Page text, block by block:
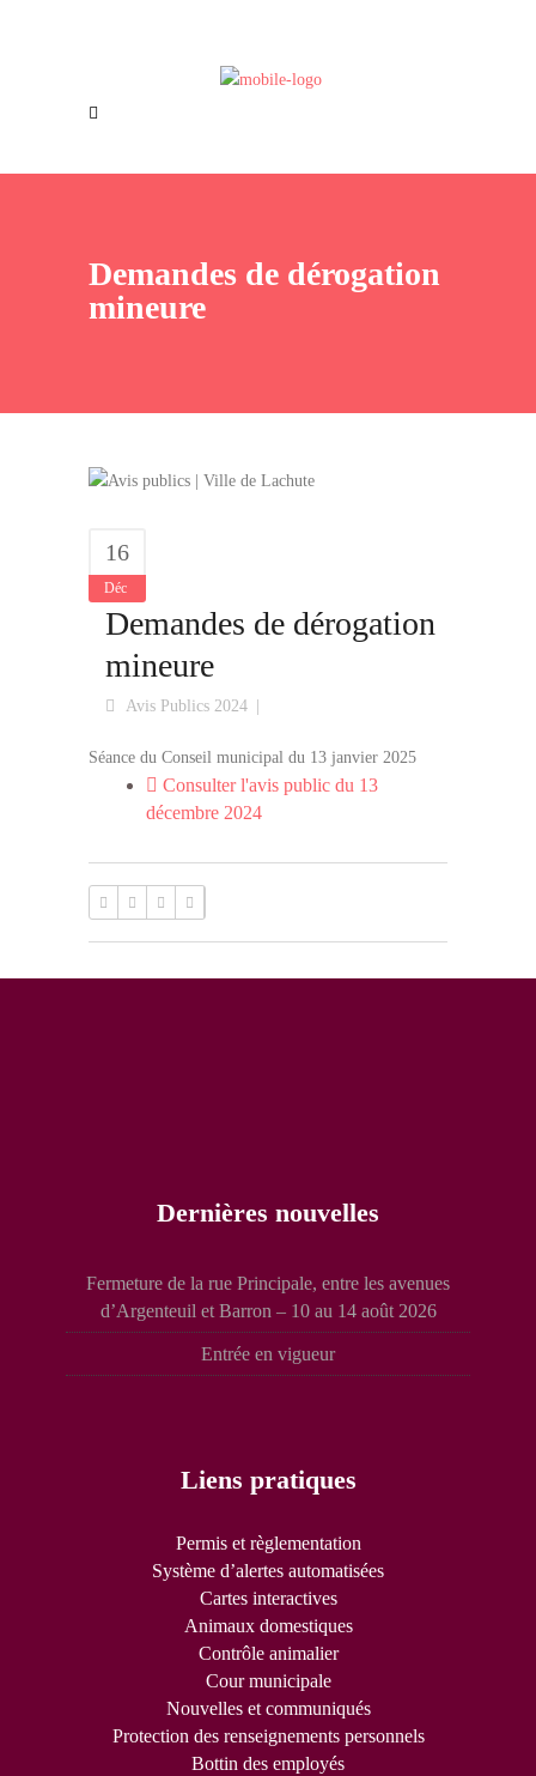
Offres d’emploi
Demandes de dérogation
mineure
16
Déc
Demandes de dérogation
mineure
Avis Publics 2024
Séance du Conseil municipal du 13 janvier 2025
Consulter l'avis public du 13
décembre 2024
Dernières nouvelles
Fermeture de la rue Principale, entre les avenues
d’Argenteuil et Barron – 10 au 14 août 2026
Entrée en vigueur
Liens pratiques
Permis et règlementation
Système d’alertes automatisées
Cartes interactives
Animaux domestiques
Contrôle animalier
Cour municipale
Nouvelles et communiqués
Protection des renseignements personnels
Bottin des employés